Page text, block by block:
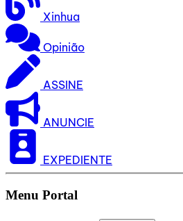
Xinhua
Opinião
ASSINE
ANUNCIE
EXPEDIENTE
Menu Portal